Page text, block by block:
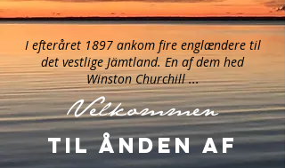
I efteråret 1897 ankom fire englændere til
det vestlige Jämtland. En af dem hed
Winston Churchill ...
Velkommen
TIL ÅNDEN AF